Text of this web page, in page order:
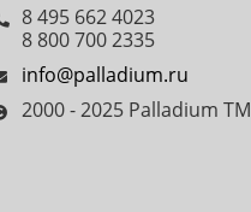
8 495 662 4023
8 800 700 2335
info@palladium.ru
2000 - 2025 Palladium TM